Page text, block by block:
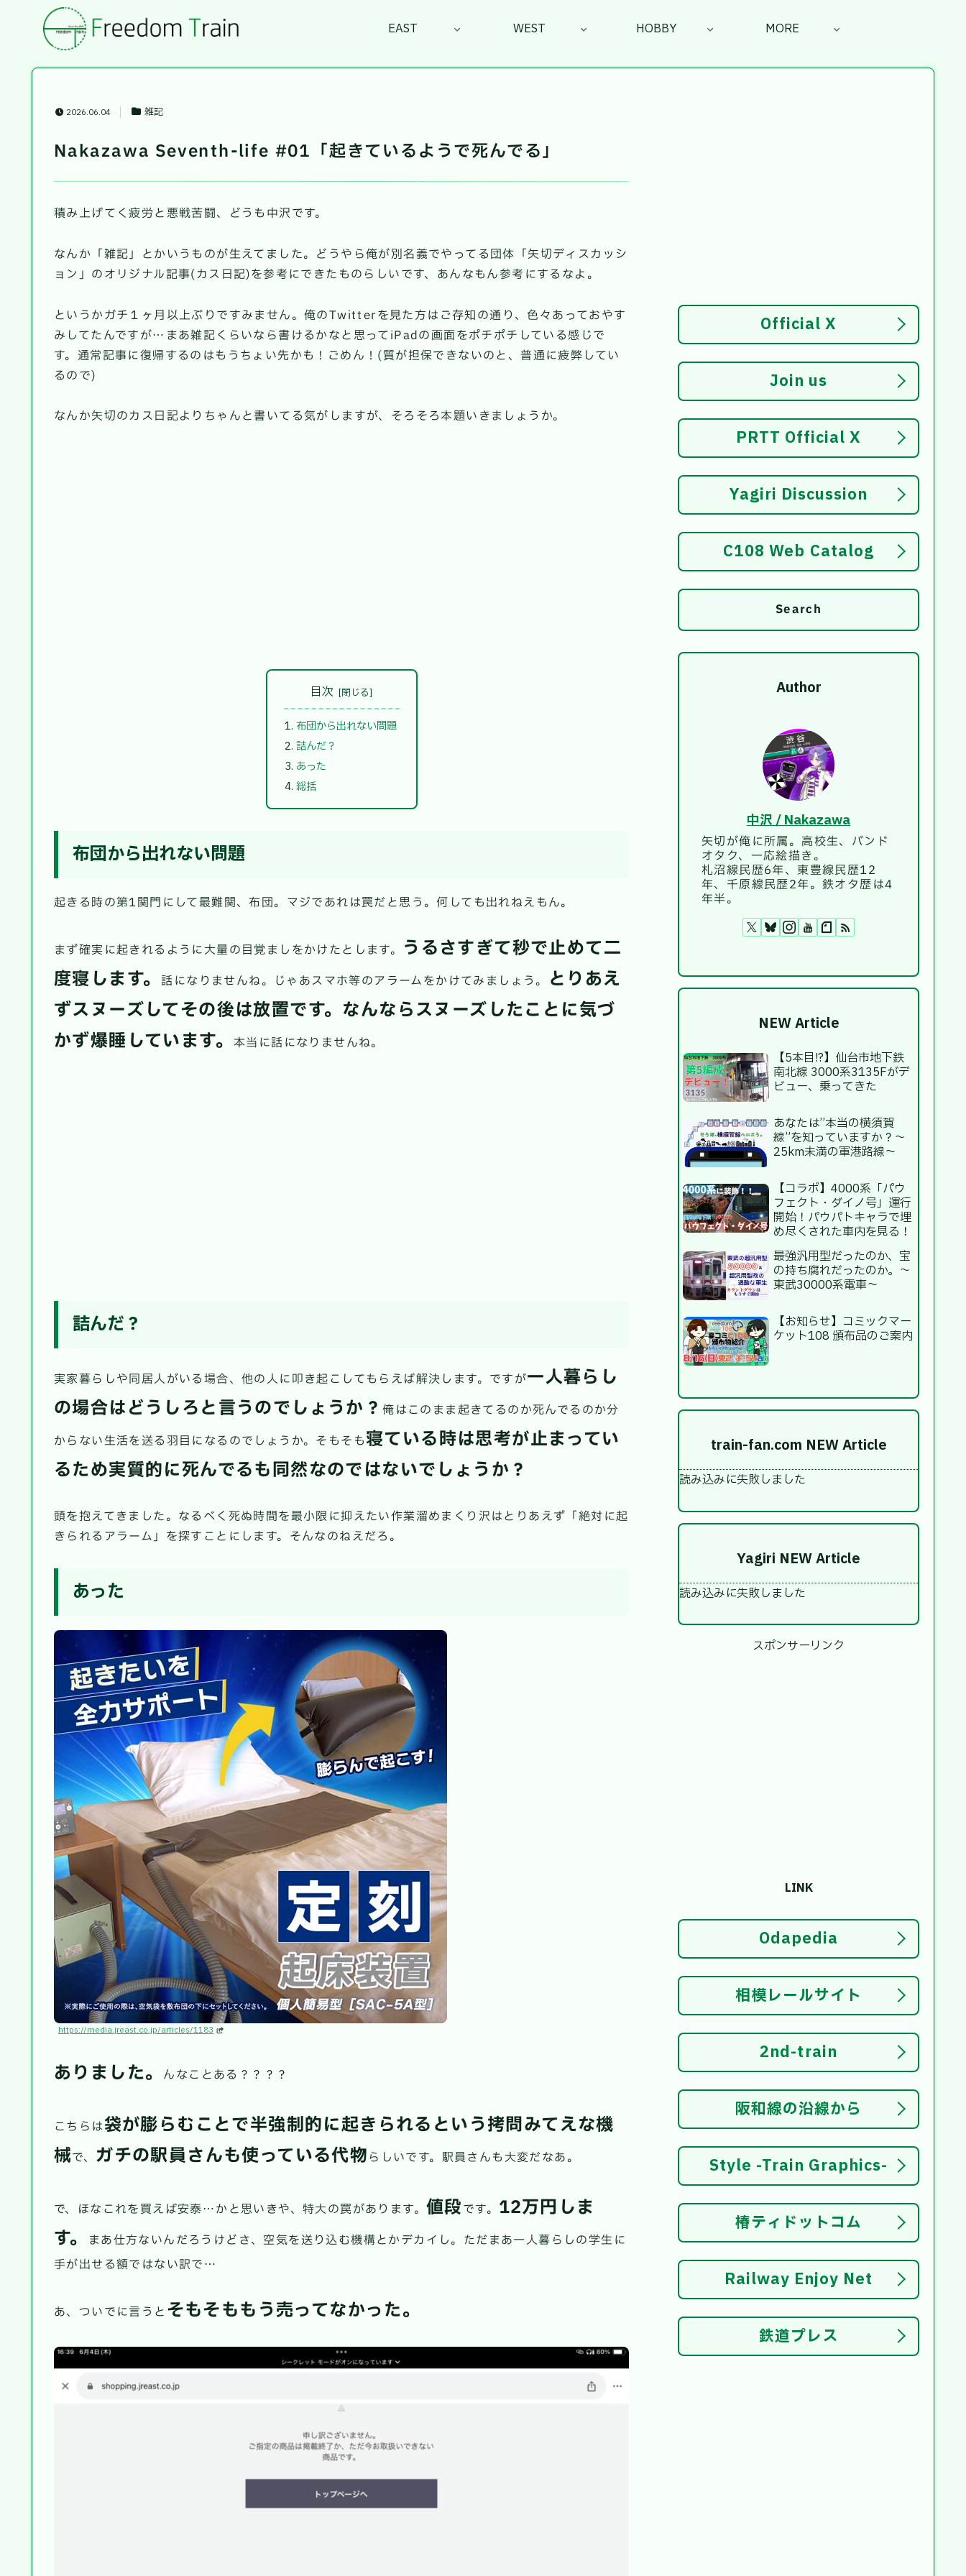
EAST WEST HOBBY MORE
2026.06.04 雑記
Nakazawa Seventh-life #01「起きているようで死んでる」
積み上げてく疲労と悪戦苦闘、どうも中沢です。
なんか「雑記」とかいうものが生えてました。どうやら俺が別名義でやってる団体「矢切ディスカッシ
ョン」のオリジナル記事(カス日記)を参考にできたものらしいです、あんなもん参考にするなよ。
というかガチ１ヶ月以上ぶりですみません。俺のTwitterを見た方はご存知の通り、色々あっておやす
みしてたんですが…まあ雑記くらいなら書けるかなと思ってiPadの画面をポチポチしている感じで
す。通常記事に復帰するのはもうちょい先かも！ごめん！(質が担保できないのと、普通に疲弊してい
るので)
なんか矢切のカス日記よりちゃんと書いてる気がしますが、そろそろ本題いきましょうか。
目次
布団から出れない問題
詰んだ？
あった
総括
布団から出れない問題
起きる時の第1関門にして最難関、布団。マジであれは罠だと思う。何しても出れねえもん。
まず確実に起きれるように大量の目覚ましをかけたとします。 うるさすぎて秒で止めて二
度寝します。話になりませんね。じゃあスマホ等のアラームをかけてみましょう。 とりあえ
ずスヌーズしてその後は放置です。なんならスヌーズしたことに気づ
かず爆睡しています。 本当に話になりませんね。
詰んだ？
実家暮らしや同居人がいる場合、他の人に叩き起こしてもらえば解決します。ですが一人暮らし
の場合はどうしろと言うのでしょうか？俺はこのまま起きてるのか死んでるのか分
からない生活を送る羽目になるのでしょうか。そもそも寝ている時は思考が止まってい
るため実質的に死んでるも同然なのではないでしょうか？
頭を抱えてきました。なるべく死ぬ時間を最小限に抑えたい作業溜めまくり沢はとりあえず「絶対に起
きられるアラーム」を探すことにします。そんなのねえだろ。
あった
https://media.jreast.co.jp/articles/1183
ありました。 んなことある？？？？
こちらは袋が膨らむことで半強制的に起きられるという拷問みてえな機
械で、 ガチの駅員さんも使っている代物 らしいです。駅員さんも大変だなあ。
で、ほなこれを買えば安泰…かと思いきや、特大の罠があります。値段です。 12万円しま
す。 まあ仕方ないんだろうけどさ、空気を送り込む機構とかデカイし。ただまあ一人暮らしの学生に
手が出せる額ではない訳で…
あ、ついでに言うと そもそももう売ってなかった。
Official X
Join us
PRTT Official X
Yagiri Discussion
C108 Web Catalog
Search
Author
中沢 / Nakazawa
矢切が俺に所属。高校生、バンド
オタク、一応絵描き。
札沼線民歴6年、東豊線民歴12
年、千原線民歴2年。鉄オタ歴は4
年半。
NEW Article
【5本目!?】仙台市地下鉄
南北線 3000系3135Fがデ
ビュー、乗ってきた
あなたは”本当の横須賀
線”を知っていますか？～
25km未満の軍港路線～
【コラボ】4000系「パウ
フェクト・ダイノ号」運行
開始！パウパトキャラで埋
め尽くされた車内を見る！
最強汎用型だったのか、宝
の持ち腐れだったのか。～
東武30000系電車～
【お知らせ】コミックマー
ケット108 頒布品のご案内
train-fan.com NEW Article
読み込みに失敗しました
Yagiri NEW Article
読み込みに失敗しました
スポンサーリンク
LINK
Odapedia
相模レールサイト
2nd-train
阪和線の沿線から
Style -Train Graphics-
椿ティドットコム
Railway Enjoy Net
鉄道プレス